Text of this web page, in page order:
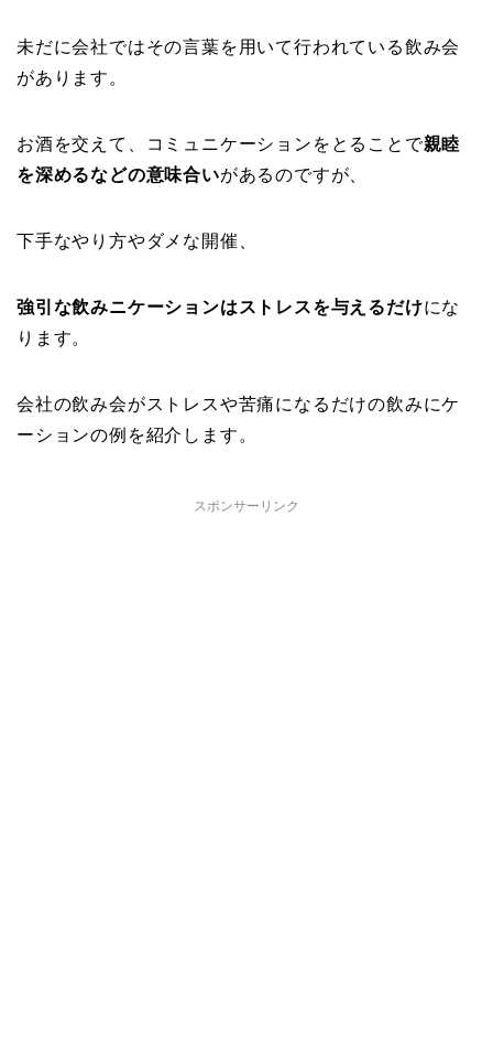
未だに会社ではその言葉を用いて行われている飲み会
があります。
お酒を交えて、コミュニケーションをとることで親睦
を深めるなどの意味合いがあるのですが、
下手なやり方やダメな開催、
強引な飲みニケーションはストレスを与えるだけにな
ります。
会社の飲み会がストレスや苦痛になるだけの飲みにケ
ーションの例を紹介します。
スポンサーリンク